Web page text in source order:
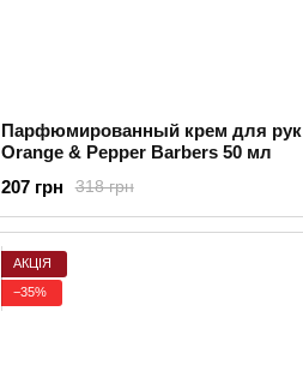
Парфюмированный крем для рук
Orange & Pepper Barbers 50 мл
318 грн
207 грн
АКЦІЯ
−35%